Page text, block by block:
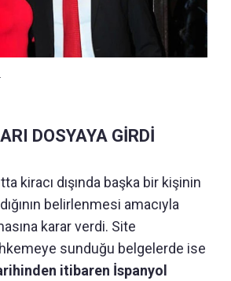
DOSYAYA GİRDİ
kiracı dışında başka bir kişinin
belirlenmesi amacıyla
karar verdi. Site
sunduğu belgelerde ise
itibaren İspanyol